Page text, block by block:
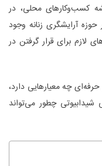
کسب‌وکارهای محلی، در
۵۰ سالن فعال در حوزه آرایشگری زنانه وجود
لازم برای قرار گرفتن در
چه معیارهایی دارد،
چطور می‌تواند